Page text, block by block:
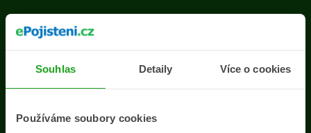
Souhlas Detaily Více o cookies
Používáme soubory cookies
Na stránce se vyskytla
chyba